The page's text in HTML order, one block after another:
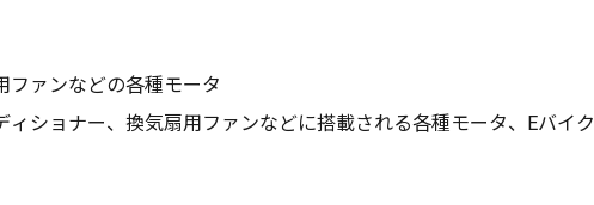
ファンなどの各種モータ
ショナー、換気扇用ファンなどに搭載される各種モータ、Eバイ